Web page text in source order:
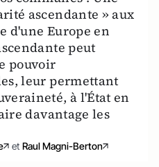
ascendante » aux
d'une Europe en
peut
pouvoir
leur permettant
à l'État en
davantage les
et Raul Magni-Berton